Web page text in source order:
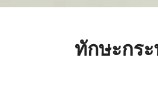
ทักษะกร